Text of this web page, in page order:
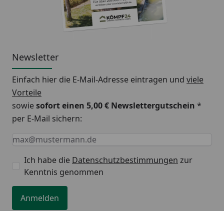
Newsletter
Einfach hier die E-Mail-Adresse eintragen und viele
Vorteile
sowiesofort einen 5,00 € Newslettergutschein *
per E-Mail sichern:
Keine Eingabe erforderlich
Eingabe erforderlich
E-Mail *
Ich habe die Datenschutzbestimmungen zur
Kenntnis genommen
Anmelden